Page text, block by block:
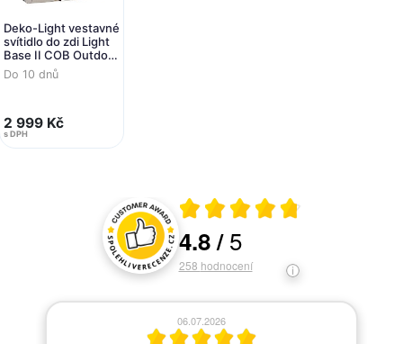
Deko-Light vestavné
svítidlo do zdi Light
Base II COB Outdoor
230V 1,30 W 3000 K
55 lm 96 šedá
Do 10 dnů
2 999 Kč
s DPH
Hodnocení a recenze zákazníků
Průměrné hodnocení 4.8 z 5
4.8/5
258 hodnocení
06.07.2026